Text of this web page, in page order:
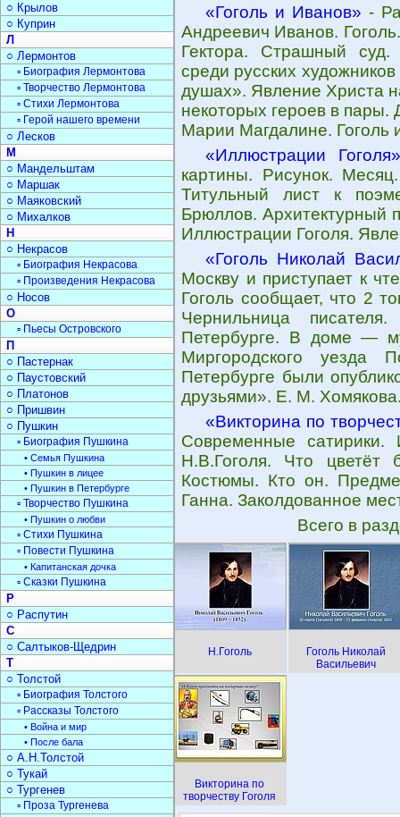
«Гоголь и Иванов» -
Андреевич Иванов.
Гектора. Страшный
среди русских
душах». Явление Христа
некоторых героев в пары.
Марии Магдалине. Гоголь
«Иллюстрации
картины. Рисунок.
Титульный лист к
Брюллов. Архитектурный
Иллюстрации Гоголя.
«Гоголь Николай
Москву и приступает к
Гоголь сообщает, что 2
Чернильница
Петербурге. В доме —
Миргородского уезда
Петербурге были
друзьями». Е. М.
«Викторина по
Современные сатирики.
Н.В.Гоголя. Что цветёт
Костюмы. Кто он.
Ганна. Заколдованное
Всего в
Н.Гоголь
Гоголь Николай
Васильевич
Викторина по
творчеству Гоголя
○ Крылов
○ Куприн
Л
○ Лермонтов
▫ Биография Лермонтова
▫ Творчество Лермонтова
▫ Стихи Лермонтова
▫ Герой нашего времени
○ Лесков
М
○ Мандельштам
○ Маршак
○ Маяковский
○ Михалков
Н
○ Некрасов
▫ Биография Некрасова
▫ Произведения Некрасова
○ Носов
О
▫ Пьесы Островского
П
○ Пастернак
○ Паустовский
○ Платонов
○ Пришвин
○ Пушкин
▫ Биография Пушкина
• Семья Пушкина
• Пушкин в лицее
• Пушкин в Петербурге
▫ Творчество Пушкина
• Пушкин о любви
▫ Стихи Пушкина
▫ Повести Пушкина
• Капитанская дочка
▫ Сказки Пушкина
Р
○ Распутин
С
○ Салтыков-Щедрин
Т
○ Толстой
▫ Биография Толстого
▫ Рассказы Толстого
• Война и мир
• После бала
○ А.Н.Толстой
○ Тукай
○ Тургенев
▫ Проза Тургенева